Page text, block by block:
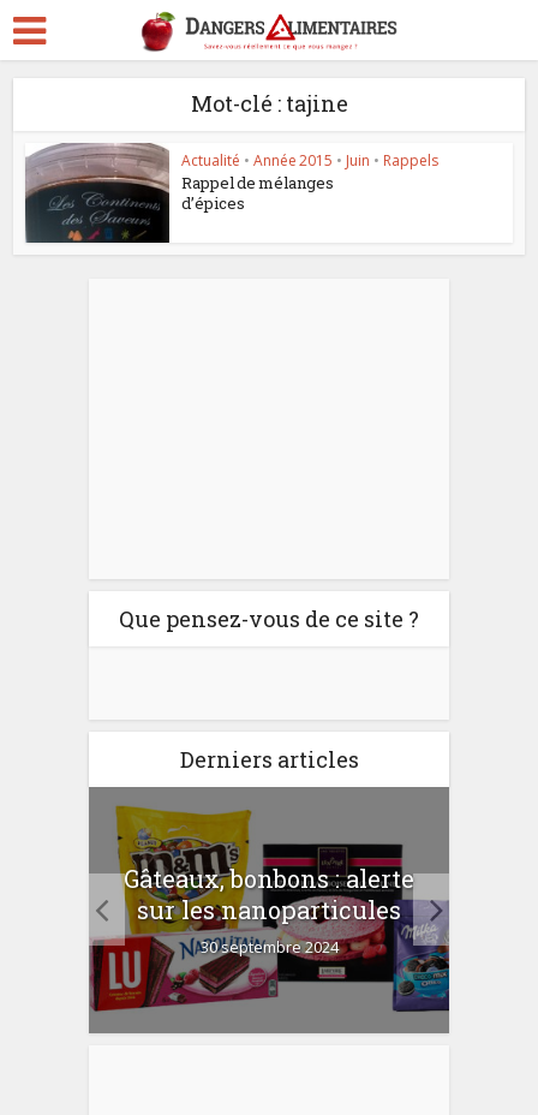
Mot-clé : tajine
Actualité • Année 2015 • Juin • Rappels
Rappel de mélanges
d’épices
Que pensez-vous de ce site ?
Derniers articles
Gâteaux, bonbons : alerte
sur les nanoparticules
30 septembre 2024